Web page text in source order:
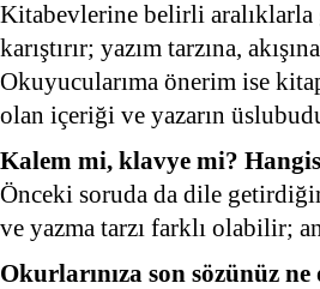
Kitabevlerine belirli aralıklarla
karıştırır; yazım tarzına,
Okuyucularıma önerim ise
olan içeriği ve yazarın
Kalem mi, klavye mi?
Önceki soruda da dile
ve yazma tarzı farklı olabilir;
Okurlarınıza son sözünüz